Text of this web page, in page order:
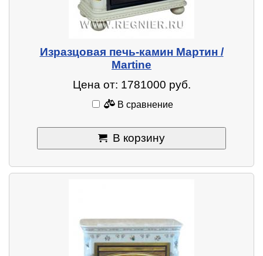
Изразцовая печь-камин Мартин /
Martine
Цена от: 1781000 руб.
В сравнение
В корзину